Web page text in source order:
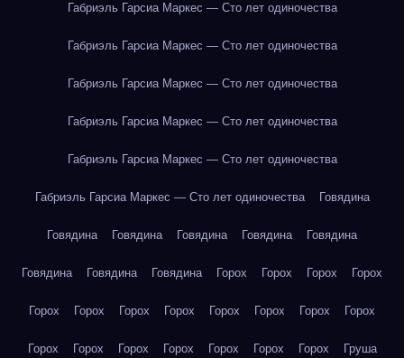
Габриэль Гарсиа Маркес — Сто лет одиночества
Габриэль Гарсиа Маркес — Сто лет одиночества
Габриэль Гарсиа Маркес — Сто лет одиночества
Габриэль Гарсиа Маркес — Сто лет одиночества
Габриэль Гарсиа Маркес — Сто лет одиночества
Габриэль Гарсиа Маркес — Сто лет одиночества Говядина
Говядина Говядина Говядина Говядина Говядина
Говядина Говядина Говядина Горох Горох Горох Горох
Горох Горох Горох Горох Горох Горох Горох Горох
Горох Горох Горох Горох Горох Горох Горох Груша